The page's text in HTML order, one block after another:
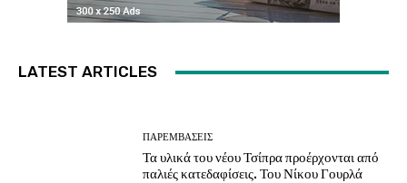
LATEST ARTICLES
ΠΑΡΕΜΒΑΣΕΙΣ
Τα υλικά του νέου Τσίπρα προέρχονται από
παλιές κατεδαφίσεις. Του Νίκου Γουρλά